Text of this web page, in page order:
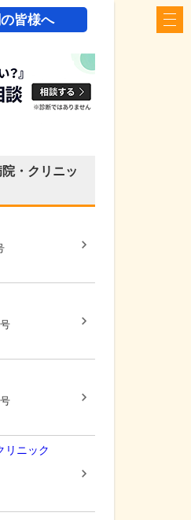
皆様へ
・クリニッ
リニック